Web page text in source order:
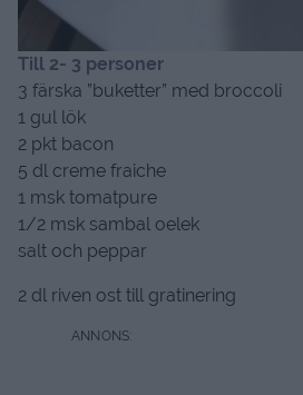
Till 2- 3 personer
3 färska ”buketter” med broccoli
1 gul lök
2 pkt bacon
5 dl creme fraiche
1 msk tomatpure
1/2 msk sambal oelek
salt och peppar
2 dl riven ost till gratinering